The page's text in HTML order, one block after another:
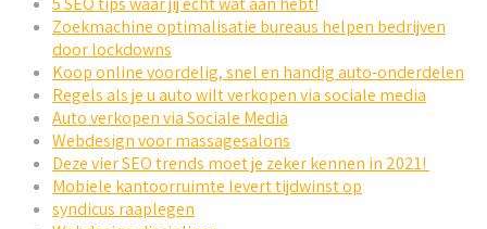
Zoekmachine optimalisatie bureaus helpen bedrijven
door lockdowns
Koop online voordelig, snel en handig auto-onderdelen
Regels als je u auto wilt verkopen via sociale media
Auto verkopen via Sociale Media
Webdesign voor massagesalons
Deze vier SEO trends moet je zeker kennen in 2021!
Mobiele kantoorruimte levert tijdwinst op
syndicus raaplegen